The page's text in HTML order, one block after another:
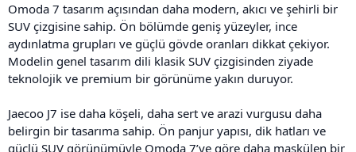
Omoda 7 tasarım açısından daha modern, akıcı ve şehirli bir
SUV çizgisine sahip. Ön bölümde geniş yüzeyler, ince
aydınlatma grupları ve güçlü gövde oranları dikkat çekiyor.
Modelin genel tasarım dili klasik SUV çizgisinden ziyade
teknolojik ve premium bir görünüme yakın duruyor.
Jaecoo J7 ise daha köşeli, daha sert ve arazi vurgusu daha
belirgin bir tasarıma sahip. Ön panjur yapısı, dik hatları ve
güçlü SUV görünümüyle Omoda 7’ye göre daha maskülen bir